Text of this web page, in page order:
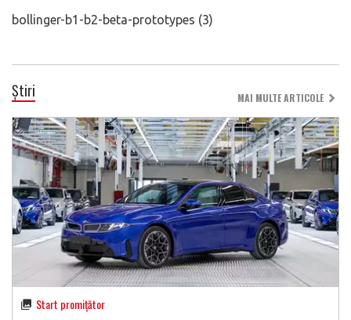
bollinger-b1-b2-beta-prototypes (3)
Știri MAI MULTE ARTICOLE
Start promițător